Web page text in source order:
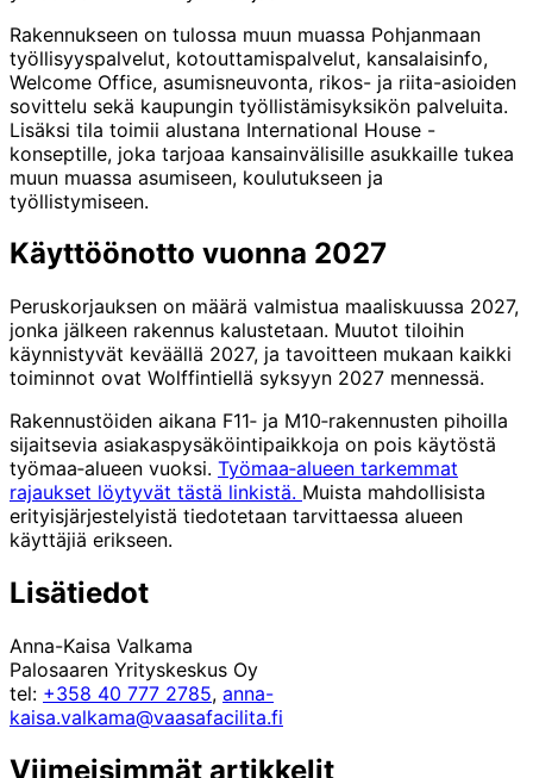
Rakennukseen on tulossa muun muassa Pohjanmaan
työllisyyspalvelut, kotouttamispalvelut, kansalaisinfo,
Welcome Office, asumisneuvonta, rikos- ja riita-asioiden
sovittelu sekä kaupungin työllistämisyksikön palveluita.
Lisäksi tila toimii alustana International House -
konseptille, joka tarjoaa kansainvälisille asukkaille tukea
muun muassa asumiseen, koulutukseen ja
työllistymiseen.
Käyttöönotto vuonna 2027
Peruskorjauksen on määrä valmistua maaliskuussa 2027,
jonka jälkeen rakennus kalustetaan. Muutot tiloihin
käynnistyvät keväällä 2027, ja tavoitteen mukaan kaikki
toiminnot ovat Wolffintiellä syksyyn 2027 mennessä.
Rakennustöiden aikana F11‑ ja M10‑rakennusten pihoilla
sijaitsevia asiakaspysäköintipaikkoja on pois käytöstä
työmaa‑alueen vuoksi. Työmaa‑alueen tarkemmat
rajaukset löytyvät tästä linkistä. Muista mahdollisista
erityisjärjestelyistä tiedotetaan tarvittaessa alueen
käyttäjiä erikseen.
Lisätiedot
Anna-Kaisa Valkama
Palosaaren Yrityskeskus Oy
tel: +358 40 777 2785, anna-
kaisa.valkama@vaasafacilita.fi
Viimeisimmät artikkelit